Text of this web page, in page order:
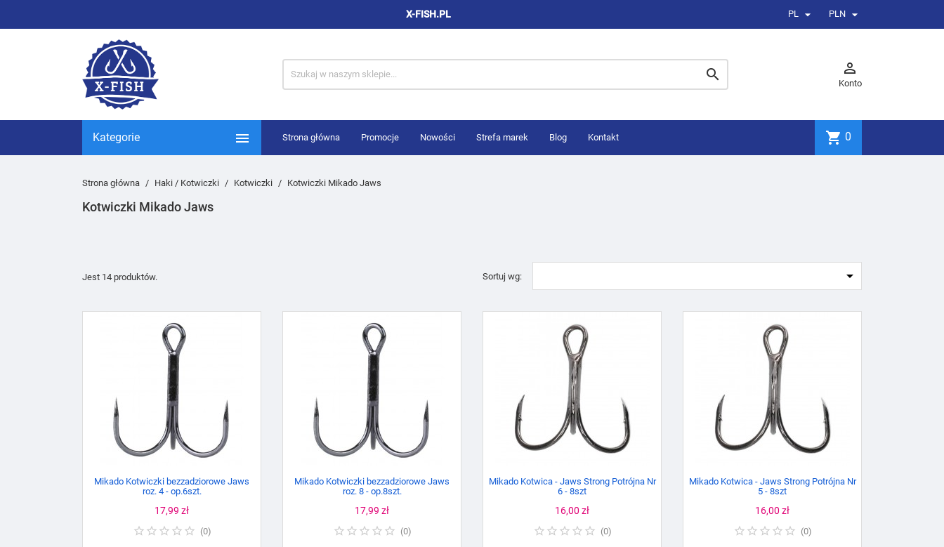
X-FISH.PL PL  PLN 
 
Konto
Kategorie  Strona główna Promocje Nowości Strefa marek Blog Kontakt shopping_cart 0
Strona główna Haki / Kotwiczki Kotwiczki Kotwiczki Mikado Jaws
Kotwiczki Mikado Jaws
Jest 14 produktów. Sortuj wg: 
Mikado Kotwiczki bezzadziorowe Jaws
roz. 4 - op.6szt.
Cena
17,99 zł
(0)
Mikado Kotwiczki bezzadziorowe Jaws
roz. 8 - op.8szt.
Cena
17,99 zł
(0)
Mikado Kotwica - Jaws Strong Potrójna Nr
6 - 8szt
Cena
16,00 zł
(0)
Mikado Kotwica - Jaws Strong Potrójna Nr
5 - 8szt
Cena
16,00 zł
(0)